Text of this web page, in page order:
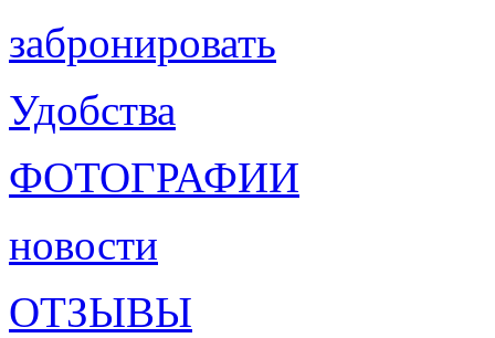
забронировать
Удобства
ФОТОГРАФИИ
новости
ОТЗЫВЫ